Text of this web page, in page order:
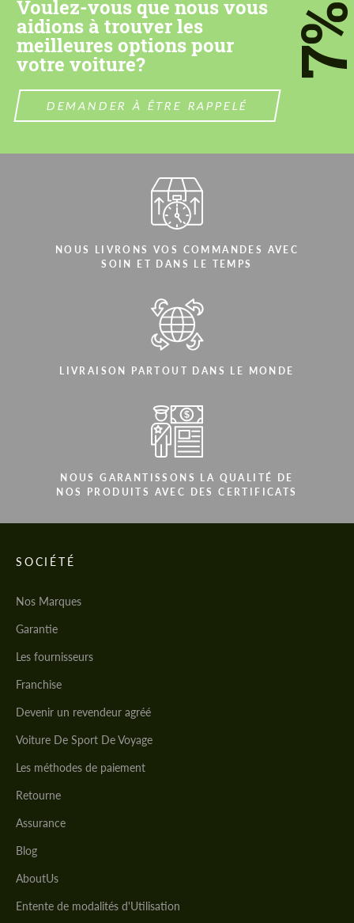
Voulez-vous que nous vous
aidions à trouver les
meilleures options pour
votre voiture?
DEMANDER À ÊTRE RAPPELÉ
NOUS LIVRONS VOS COMMANDES AVEC
SOIN ET DANS LE TEMPS
LIVRAISON PARTOUT DANS LE MONDE
NOUS GARANTISSONS LA QUALITÉ DE
NOS PRODUITS AVEC DES CERTIFICATS
SOCIÉTÉ
Nos Marques
Garantie
Les fournisseurs
Franchise
Devenir un revendeur agréé
Voiture De Sport De Voyage
Les méthodes de paiement
Retourne
Assurance
Blog
AboutUs
Entente de modalités d'Utilisation
CONTACTEZ-MOI
Nous parlons votre langue
CONTACTEZ-MOI
Nous parlons votre langue